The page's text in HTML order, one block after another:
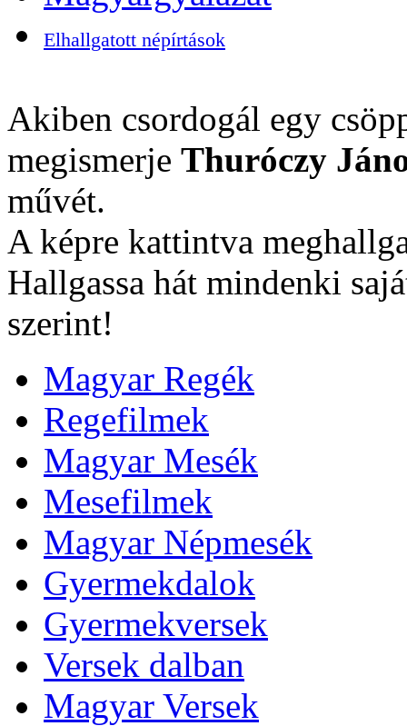
Elhallgatott népírtások
Akiben csordogál egy
megismerje Thuróczy
művét.
A képre kattintva
Hallgassa hát mindenki
szerint!
Magyar Regék
Regefilmek
Magyar Mesék
Mesefilmek
Magyar Népmesék
Gyermekdalok
Gyermekversek
Versek dalban
Magyar Versek